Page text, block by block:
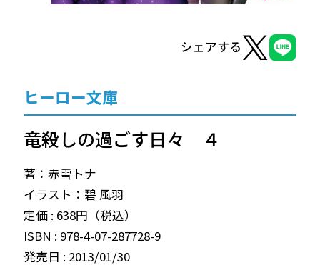
シェアする
ヒーロー文庫
竜殺しの過ごす日々 ４
著：赤雪トナ
イラスト：碧 風羽
定価 : 638円（税込）
ISBN : 978-4-07-287728-9
発売日 : 2013/01/30